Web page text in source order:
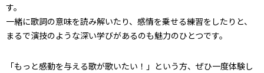
す。
一緒に歌詞の意味を読み解いたり、感情を乗せる練習をしたりと、
まるで演技のような深い学びがあるのも魅力のひとつです。
「もっと感動を与える歌が歌いたい！」という方、ぜひ一度体験し